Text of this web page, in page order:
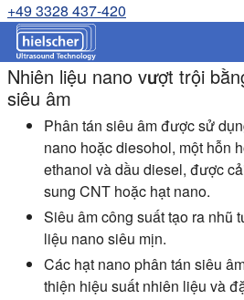
+49 3328 437-420
Nhiên liệu nano vượt trội
siêu âm
Phân tán siêu âm được sử
nano hoặc diesohol, một hỗn
ethanol và dầu diesel, được
sung CNT hoặc hạt nano.
Siêu âm công suất tạo ra nhũ
liệu nano siêu mịn.
Các hạt nano phân tán siêu
thiện hiệu suất nhiên liệu và